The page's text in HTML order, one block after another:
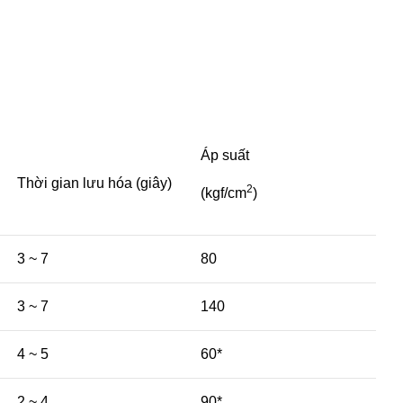
Thời gian lưu hóa (giây)
Áp suất
(kgf/cm2)
3 ~ 7 80
3 ~ 7 140
4 ~ 5 60*